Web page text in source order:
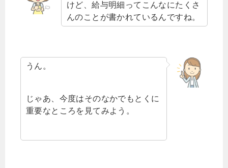
けど、給与明細ってこんなにたくさ
んのことが書かれているんですね。
うん。
じゃあ、今度はそのなかでもとくに
重要なところを見てみよう。